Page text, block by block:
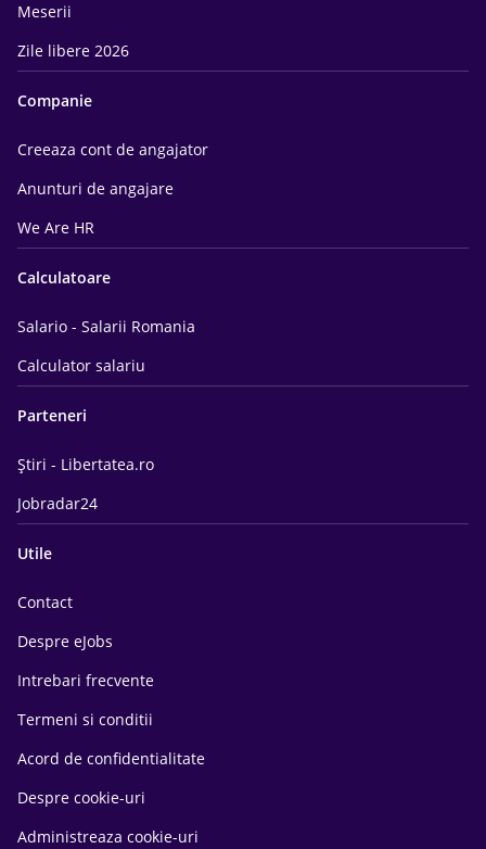
Meserii
Zile libere 2026
Companie
Creeaza cont de angajator
Anunturi de angajare
We Are HR
Calculatoare
Salario - Salarii Romania
Calculator salariu
Parteneri
Știri - Libertatea.ro
Jobradar24
Utile
Contact
Despre eJobs
Intrebari frecvente
Termeni si conditii
Acord de confidentialitate
Despre cookie-uri
Administreaza cookie-uri